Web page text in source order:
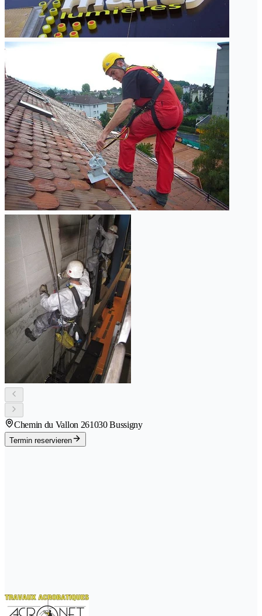
Chemin du Vallon 261030 Bussigny
Termin reservieren